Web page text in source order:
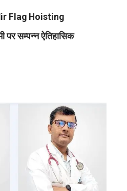
Flag Hoisting
पर सम्पन्न ऐतिहासिक